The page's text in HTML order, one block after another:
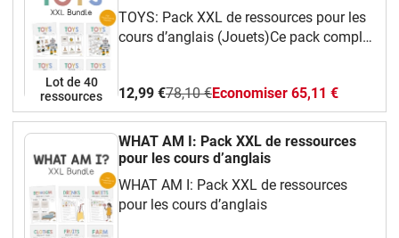
Lot de 40
ressources
TOYS: Pack XXL de ressources pour les
cours d’anglais (Jouets)Ce pack complet
d’anglais.Tu y trouveras :Des cartes de
vocabulaire illustrées (flashcards) pour
apprendre les mots essentiels,Des jeux
amusants : bingo, dominos, jeu de
d’activités différenciées, pour tous les
niveaux,Des coloriages et des modèles à
12,99 €78,10 €Economiser 65,11 €
WHAT AM I: Pack XXL de ressources
pour les cours d’anglais
WHAT AM I: Pack XXL de ressources
pour les cours d’anglais